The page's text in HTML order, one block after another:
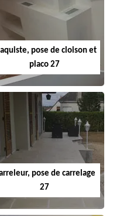
pose de cloison et
placo 27
pose de carrelage
27